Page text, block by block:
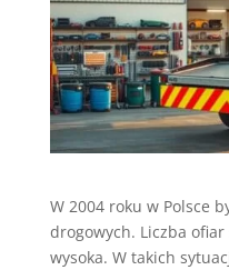
W 2004 roku w Polsce
drogowych. Liczba
wysoka. W takich